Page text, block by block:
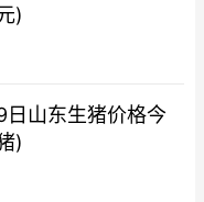
)
日山东生猪价格今
)